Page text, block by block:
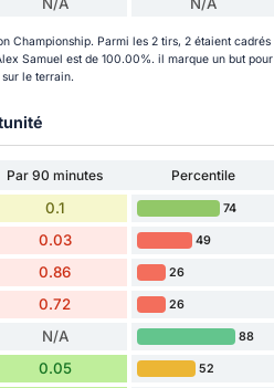
N/A N/A
Championship. Parmi les 2 tirs, 2 étaient cadrés
Samuel est de 100.00%. il marque un but pour
le terrain.
Par 90 minutes
Percentile
0.1 74
0.03 49
0.86 26
0.72 26
N/A 88
0.05 52